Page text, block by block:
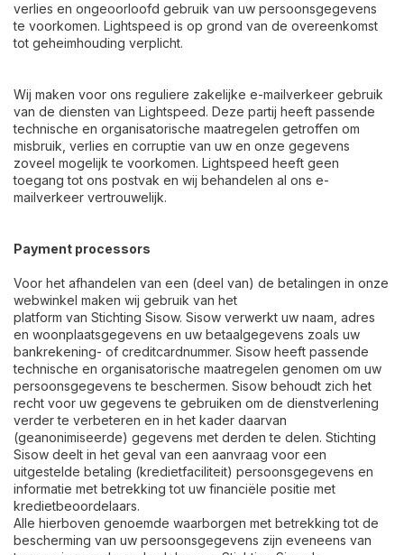
verlies en ongeoorloofd gebruik van uw persoonsgegevens
te voorkomen. Lightspeed is op grond van de overeenkomst
tot geheimhouding verplicht.
Wij maken voor ons reguliere zakelijke e-mailverkeer gebruik
van de diensten van Lightspeed. Deze partij heeft passende
technische en organisatorische maatregelen getroffen om
misbruik, verlies en corruptie van uw en onze gegevens
zoveel mogelijk te voorkomen. Lightspeed heeft geen
toegang tot ons postvak en wij behandelen al ons e-
mailverkeer vertrouwelijk.
Payment processors
Voor het afhandelen van een (deel van) de betalingen in onze
webwinkel maken wij gebruik van het
platform van Stichting Sisow. Sisow verwerkt uw naam, adres
en woonplaatsgegevens en uw betaalgegevens zoals uw
bankrekening- of creditcardnummer. Sisow heeft passende
technische en organisatorische maatregelen genomen om uw
persoonsgegevens te beschermen. Sisow behoudt zich het
recht voor uw gegevens te gebruiken om de dienstverlening
verder te verbeteren en in het kader daarvan
(geanonimiseerde) gegevens met derden te delen. Stichting
Sisow deelt in het geval van een aanvraag voor een
uitgestelde betaling (kredietfaciliteit) persoonsgegevens en
informatie met betrekking tot uw financiële positie met
kredietbeoordelaars.
Alle hierboven genoemde waarborgen met betrekking tot de
bescherming van uw persoonsgegevens zijn eveneens van